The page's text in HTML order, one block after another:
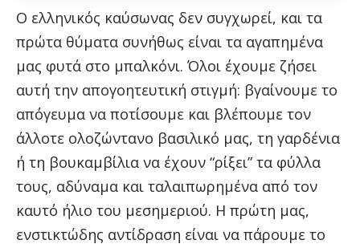
Ο ελληνικός καύσωνας δεν συγχωρεί, και τα
πρώτα θύματα συνήθως είναι τα αγαπημένα
μας φυτά στο μπαλκόνι. Όλοι έχουμε ζήσει
αυτή την απογοητευτική στιγμή: βγαίνουμε το
απόγευμα να ποτίσουμε και βλέπουμε τον
άλλοτε ολοζώντανο βασιλικό μας, τη γαρδένια
ή τη βουκαμβίλια να έχουν “ρίξει” τα φύλλα
τους, αδύναμα και ταλαιπωρημένα από τον
καυτό ήλιο του μεσημεριού. Η πρώτη μας,
ενστικτώδης αντίδραση είναι να πάρουμε το